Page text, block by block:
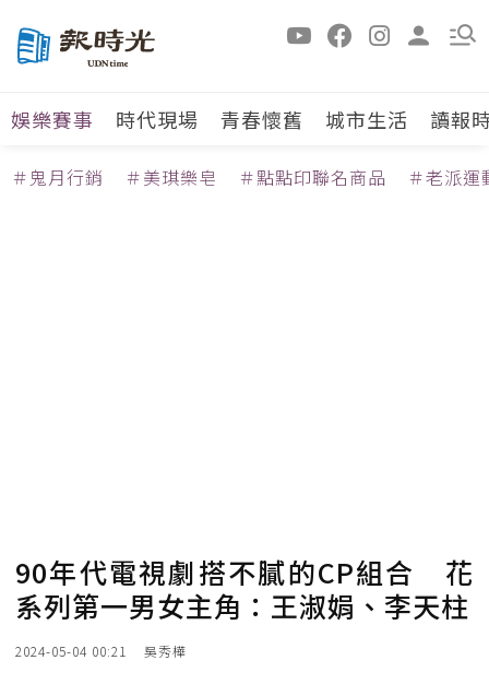
娛樂賽事 時代現場 青春懷舊 城市生活 讀報
＃鬼月行銷 ＃美琪樂皂 ＃點點印聯名商品 ＃老派運
90年代電視劇搭不膩的CP組合 花
系列第一男女主角：王淑娟、李天柱
2024-05-04 00:21 吳秀樺